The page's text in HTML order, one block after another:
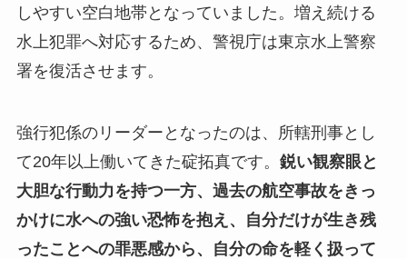
しやすい空白地帯となっていました。増え続ける
水上犯罪へ対応するため、警視庁は東京水上警察
署を復活させます。
強行犯係のリーダーとなったのは、所轄刑事とし
て20年以上働いてきた碇拓真です。 鋭い観察眼と
大胆な行動力を持つ一方、過去の航空事故をきっ
かけに水への強い恐怖を抱え、自分だけが生き残
ったことへの罪悪感から、自分の命を軽く扱って